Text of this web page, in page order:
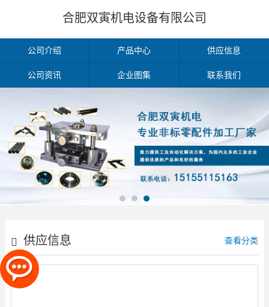
合肥双寅机电设备有限公司
公司介绍 产品中心 供应信息
公司资讯 企业图集 联系我们
供应信息 查看分类